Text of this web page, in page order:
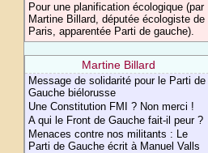
Pour une planification écologique (par
Martine Billard, députée écologiste de
Paris, apparentée Parti de gauche).
Martine Billard
Message de solidarité pour le Parti de
Gauche biélorusse
Une Constitution FMI ? Non merci !
A qui le Front de Gauche fait-il peur ?
Menaces contre nos militants : Le
Parti de Gauche écrit à Manuel Valls